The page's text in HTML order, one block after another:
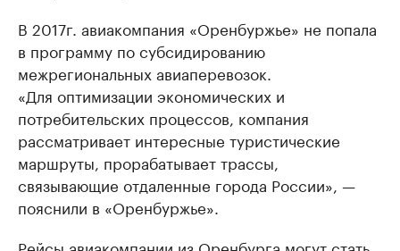
В 2017г. авиакомпания «Оренбуржье» не попала
в программу по субсидированию
межрегиональных авиаперевозок.
«Для оптимизации экономических и
потребительских процессов, компания
рассматривает интересные туристические
маршруты, прорабатывает трассы,
связывающие отдаленные города России», —
пояснили в «Оренбуржье».